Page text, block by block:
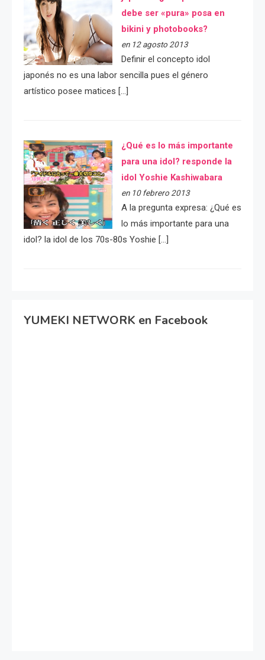
debe ser «pura» posa en
bikini y photobooks?
en 12 agosto 2013
Definir el concepto idol
japonés no es una labor sencilla pues el género
artístico posee matices […]
¿Qué es lo más importante
para una idol? responde la
idol Yoshie Kashiwabara
en 10 febrero 2013
A la pregunta expresa: ¿Qué es
lo más importante para una
idol? la idol de los 70s-80s Yoshie […]
YUMEKI NETWORK en Facebook